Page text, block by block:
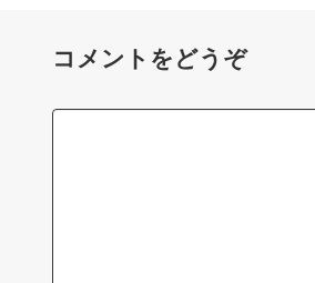
コメントをどうぞ